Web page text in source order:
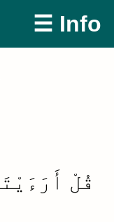
☰ Info
قُلْ